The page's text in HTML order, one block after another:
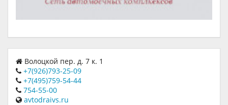
Волоцкой пер. д. 7 к. 1
+7(926)793-25-09
+7(495)759-54-44
754-55-00
avtodraivs.ru